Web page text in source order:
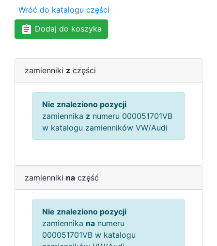
Wróć do katalogu części
Dodaj do koszyka
zamienniki z części
Nie znaleziono pozycji
zamiennika z numeru 000051701VB
w katalogu zamienników VW/Audi
zamienniki na część
Nie znaleziono pozycji
zamiennika na numeru
000051701VB w katalogu